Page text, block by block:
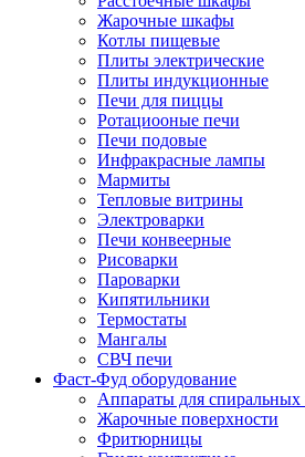
Жарочные шкафы
Котлы пищевые
Плиты электрические
Плиты индукционные
Печи для пиццы
Ротациооные печи
Печи подовые
Инфракрасные лампы
Мармиты
Тепловые витрины
Электроварки
Печи конвеерные
Рисоварки
Пароварки
Кипятильники
Термостаты
Мангалы
СВЧ печи
Фаст-Фуд оборудование
Аппараты для спиральных
Жарочные поверхности
Фритюрницы